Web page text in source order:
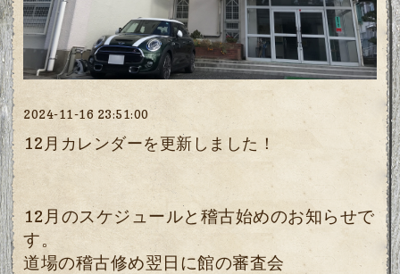
2024-11-16 23:51:00
12月カレンダーを更新しました！
12月のスケジュールと稽古始めのお知らせで
す。
道場の稽古修め翌日に館の審査会